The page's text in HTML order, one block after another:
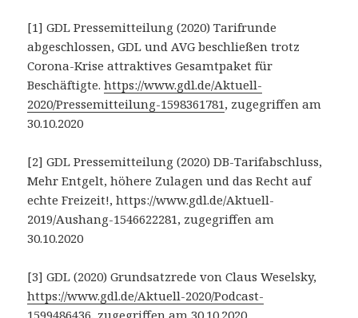
[1] GDL Pressemitteilung (2020) Tarifrunde
abgeschlossen, GDL und AVG beschließen trotz
Corona-Krise attraktives Gesamtpaket für
Beschäftigte.https://www.gdl.de/Aktuell-
2020/Pressemitteilung-1598361781, zugegriffen am
30.10.2020
[2] GDL Pressemitteilung (2020) DB-Tarifabschluss,
Mehr Entgelt, höhere Zulagen und das Recht auf
echte Freizeit!, https://www.gdl.de/Aktuell-
2019/Aushang-1546622281, zugegriffen am
30.10.2020
[3] GDL (2020) Grundsatzrede von Claus Weselsky,
https://www.gdl.de/Aktuell-2020/Podcast-